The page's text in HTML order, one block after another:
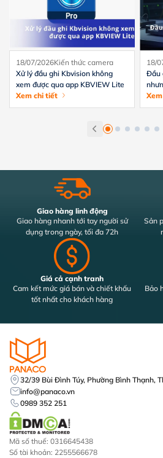
18/07/2026Kiến thức camera
Xử lý đầu ghi Kbvision không
xem được qua app KBVIEW Lite
Xem chi tiết
18/
Đầu
thay
Giao hàng linh động
Giao hàng nhanh tới tay người sử
dụng trong ngày, tối đa 72h
Sản
Giá cả cạnh tranh
Cam kết mức giá bán và chiết khấu
tốt nhất cho khách hàng
Bảo
32/39 Bùi Đình Túy, Phường Bình Thạnh,
info@panaco.vn
0989 352 251
Mã số thuế: 0316645438
Số tài khoản: 2255566678